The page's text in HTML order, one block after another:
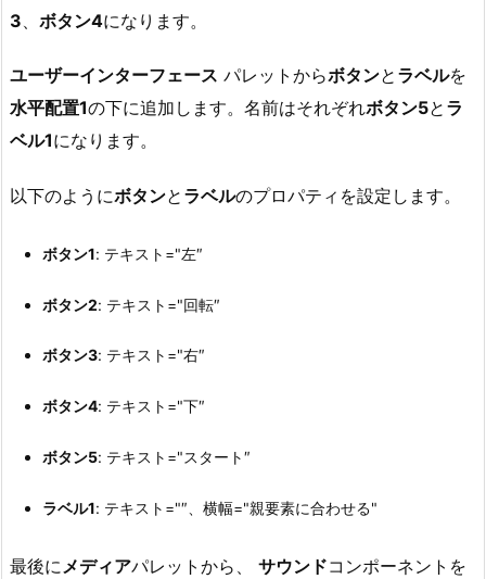
3
ボタン4になります。
ユーザーインターフェース パレットからボタンと ラベルを
水平配置1の下に追加します。名前はそれぞれボタン5と ラ
ベル1になります。
以下のようにボタンと ラベルのプロパティを設定します。
ボタン1: テキスト="左″
ボタン2: テキスト="回転″
ボタン3: テキスト="右″
ボタン4: テキスト="下″
ボタン5: テキスト="スタート″
ラベル1: テキスト="″、横幅="親要素に合わせる"
最後にメディアパレットから、 サウンドコンポーネントを